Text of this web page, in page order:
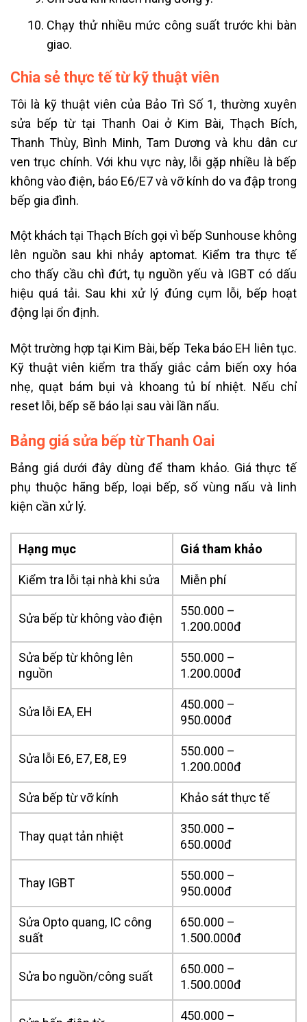
Chạy thử nhiều mức công suất trước khi bàn
giao.
Chia sẻ thực tế từ kỹ thuật viên
Tôi là kỹ thuật viên của Bảo Trì Số 1, thường xuyên
sửa bếp từ tại Thanh Oai ở Kim Bài, Thạch Bích,
Thanh Thùy, Bình Minh, Tam Dương và khu dân cư
ven trục chính. Với khu vực này, lỗi gặp nhiều là bếp
không vào điện, báo E6/E7 và vỡ kính do va đập trong
bếp gia đình.
Một khách tại Thạch Bích gọi vì bếp Sunhouse không
lên nguồn sau khi nhảy aptomat. Kiểm tra thực tế
cho thấy cầu chì đứt, tụ nguồn yếu và IGBT có dấu
hiệu quá tải. Sau khi xử lý đúng cụm lỗi, bếp hoạt
động lại ổn định.
Một trường hợp tại Kim Bài, bếp Teka báo EH liên tục.
Kỹ thuật viên kiểm tra thấy giắc cảm biến oxy hóa
nhẹ, quạt bám bụi và khoang tủ bí nhiệt. Nếu chỉ
reset lỗi, bếp sẽ báo lại sau vài lần nấu.
Bảng giá sửa bếp từ Thanh Oai
Bảng giá dưới đây dùng để tham khảo. Giá thực tế
phụ thuộc hãng bếp, loại bếp, số vùng nấu và linh
kiện cần xử lý.
Hạng mục Giá tham khảo
Kiểm tra lỗi tại nhà khi sửa Miễn phí
Sửa bếp từ không vào điện
550.000 –
1.200.000đ
Sửa bếp từ không lên
nguồn
550.000 –
1.200.000đ
Sửa lỗi EA, EH
450.000 –
950.000đ
Sửa lỗi E6, E7, E8, E9
550.000 –
1.200.000đ
Sửa bếp từ vỡ kính Khảo sát thực tế
Thay quạt tản nhiệt
350.000 –
650.000đ
Thay IGBT
550.000 –
950.000đ
Sửa Opto quang, IC công
suất
650.000 –
1.500.000đ
Sửa bo nguồn/công suất
650.000 –
1.500.000đ
450.000 –